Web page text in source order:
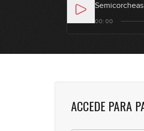
00:00
ACCEDE PARA